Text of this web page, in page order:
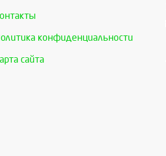
конфиденциальности
сайта